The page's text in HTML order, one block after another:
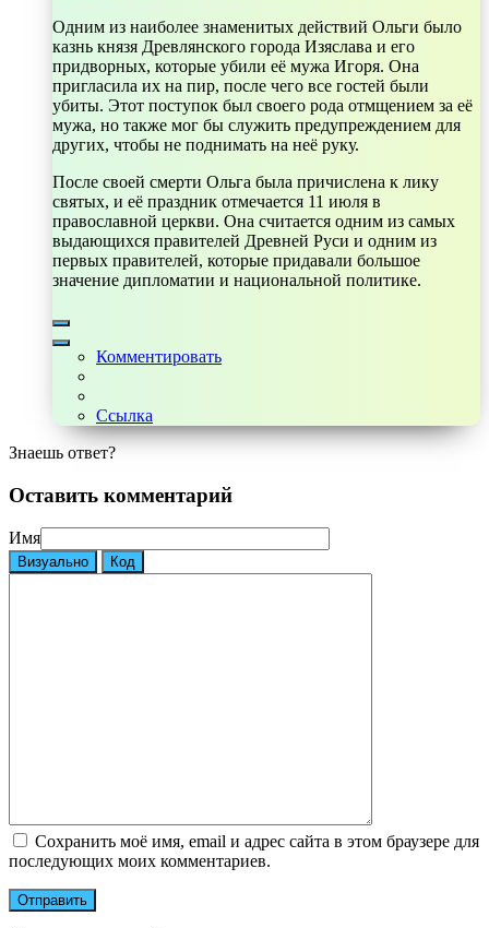
Одним из наиболее знаменитых действий Ольги было
казнь князя Древлянского города Изяслава и его
придворных, которые убили её мужа Игоря. Она
пригласила их на пир, после чего все гостей были
убиты. Этот поступок был своего рода отмщением за её
мужа, но также мог бы служить предупреждением для
других, чтобы не поднимать на неё руку.
После своей смерти Ольга была причислена к лику
святых, и её праздник отмечается 11 июля в
православной церкви. Она считается одним из самых
выдающихся правителей Древней Руси и одним из
первых правителей, которые придавали большое
значение дипломатии и национальной политике.
Комментировать
Ссылка
Знаешь ответ?
Оставить комментарий
Имя
Визуально Код
Сохранить моё имя, email и адрес сайта в этом браузере для
последующих моих комментариев.